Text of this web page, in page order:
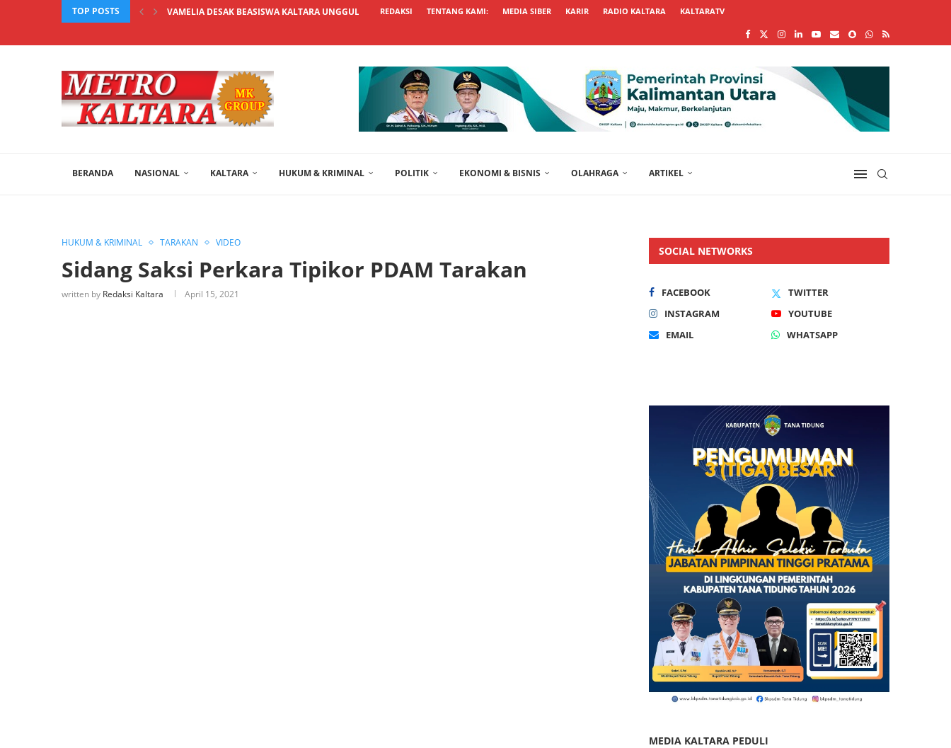
TOP POSTS VAMELIA DESAK BEASISWA KALTARA UNGGUL TAK SEKADAR BESAR...
REDAKSI TENTANG KAMI: MEDIA SIBER KARIR RADIO KALTARA KALTARATV
BERANDA NASIONAL KALTARA HUKUM & KRIMINAL POLITIK EKONOMI & BISNIS OLAHRAGA ARTIKEL
HUKUM & KRIMINAL TARAKAN VIDEO
Sidang Saksi Perkara Tipikor PDAM Tarakan
written by Redaksi Kaltara April 15, 2021
SOCIAL NETWORKS
FACEBOOK
TWITTER
INSTAGRAM
YOUTUBE
EMAIL
WHATSAPP
MEDIA KALTARA PEDULI